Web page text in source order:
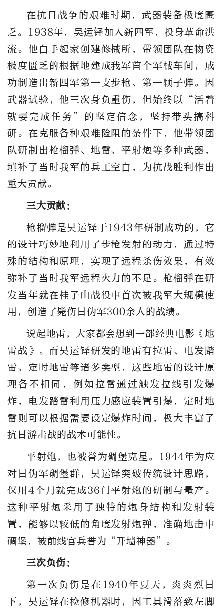
在抗日战争的艰难时期，武器装备极度匮
乏。1938年，吴运铎加入新四军，投身革命洪
流。他白手起家创建修械所，带领团队在物资
极度匮乏的根据地建成我军首个军械车间，成
功制造出新四军第一支步枪、第一颗子弹。因
武器试验，他三次身负重伤，但始终以“活着
就要完成任务”的坚定信念，坚持带头搞科
研。在克服各种艰难险阻的条件下，他带领团
队研制出枪榴弹、地雷、平射炮等多种武器，
填补了当时我军的兵工空白，为抗战胜利作出
重大贡献。
三大贡献：
枪榴弹是吴运铎于1943年研制成功的，它
的设计巧妙地利用了步枪发射的动力，通过特
殊的结构和原理，实现了远程杀伤效果，有效
弥补了当时我军远程火力的不足。枪榴弹在研
发当年就在桂子山战役中首次被我军大规模使
用，创造了毙伤日伪军300余人的战绩。
说起地雷，大家都会想到一部经典电影《地
雷战》。而吴运铎研发的地雷有拉雷、电发踏
雷、定时地雷等诸多类型，这些地雷的设计原
理各不相同，例如拉雷通过触发拉线引发爆
炸，电发踏雷利用压力感应装置引爆，定时地
雷则可以根据需要设定爆炸时间，极大丰富了
抗日游击战的战术可能性。
平射炮，也被誉为碉堡克星。1944年为应
对日伪军碉堡群，吴运铎突破传统设计思路，
仅用4个月就完成36门平射炮的研制与量产。
这种平射炮采用了独特的炮身结构和发射装
置，能够以较低的角度发射炮弹，准确地击中
碉堡，被前线官兵誉为“开墙神器”。
三次负伤：
第一次负伤是在1940年夏天，炎炎烈日
下，吴运铎在检修机器时，因工具滑落致左脚